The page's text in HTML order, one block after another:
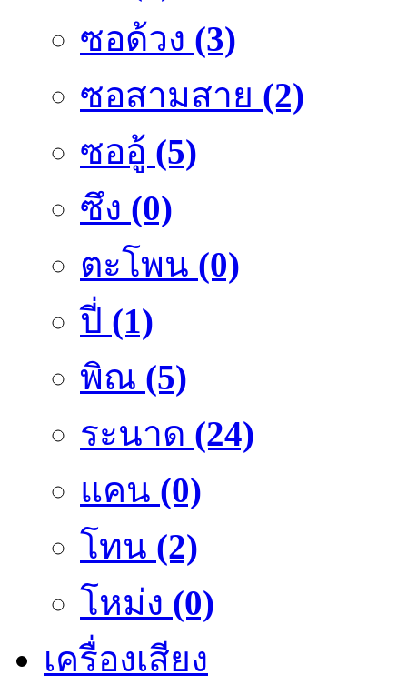
ซอด้วง (3)
ซอสามสาย (2)
ซออู้ (5)
ซึง (0)
ตะโพน (0)
ปี่ (1)
พิณ (5)
ระนาด (24)
แคน (0)
โทน (2)
โหม่ง (0)
เครื่องเสียง